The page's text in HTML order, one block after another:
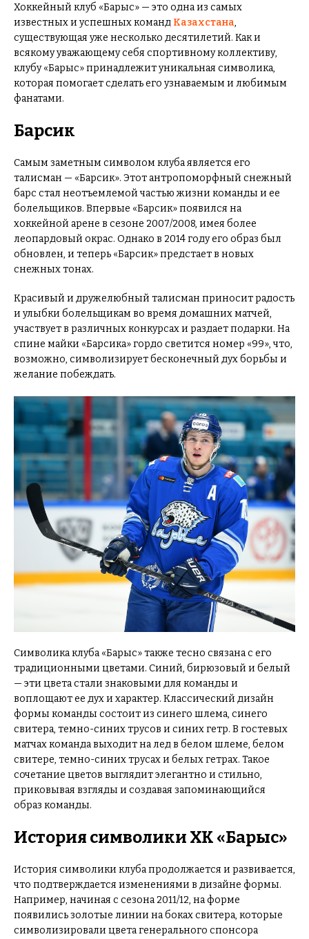
Хоккейный клуб «Барыс» — это одна из самых
известных и успешных команд Казахстана,
существующая уже несколько десятилетий. Как и
всякому уважающему себя спортивному коллективу,
клубу «Барыс» принадлежит уникальная символика,
которая помогает сделать его узнаваемым и любимым
фанатами.
Барсик
Самым заметным символом клуба является его
талисман — «Барсик». Этот антропоморфный снежный
барс стал неотъемлемой частью жизни команды и ее
болельщиков. Впервые «Барсик» появился на
хоккейной арене в сезоне 2007/2008, имея более
леопардовый окрас. Однако в 2014 году его образ был
обновлен, и теперь «Барсик» предстает в новых
снежных тонах.
Красивый и дружелюбный талисман приносит радость
и улыбки болельщикам во время домашних матчей,
участвует в различных конкурсах и раздает подарки. На
спине майки «Барсика» гордо светится номер «99», что,
возможно, символизирует бесконечный дух борьбы и
желание побеждать.
Символика клуба «Барыс» также тесно связана с его
традиционными цветами. Синий, бирюзовый и белый
— эти цвета стали знаковыми для команды и
воплощают ее дух и характер. Классический дизайн
формы команды состоит из синего шлема, синего
свитера, темно-синих трусов и синих гетр. В гостевых
матчах команда выходит на лед в белом шлеме, белом
свитере, темно-синих трусах и белых гетрах. Такое
сочетание цветов выглядит элегантно и стильно,
приковывая взгляды и создавая запоминающийся
образ команды.
История символики ХК «Барыс»
История символики клуба продолжается и развивается,
что подтверждается изменениями в дизайне формы.
Например, начиная с сезона 2011/12, на форме
появились золотые линии на боках свитера, которые
символизировали цвета генерального спонсора